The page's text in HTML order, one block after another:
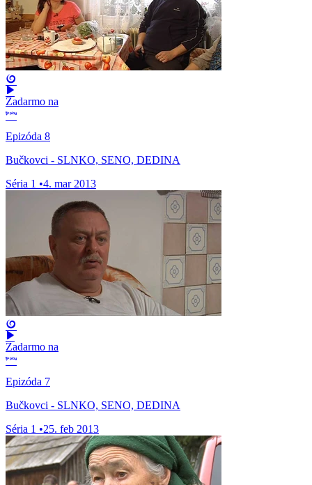
Zadarmo na
Epizóda 8
Bučkovci - SLNKO, SENO, DEDINA
Séria 1 •4. mar 2013
Zadarmo na
Epizóda 7
Bučkovci - SLNKO, SENO, DEDINA
Séria 1 •25. feb 2013